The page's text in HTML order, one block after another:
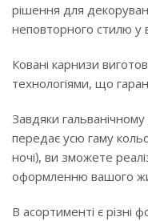
рішення для
неповторного стилю у
Ковані карнизи
технологіями, що
Завдяки
передає усю гаму
ночі), ви зможете
оформленню вашого
В асортименті є різні